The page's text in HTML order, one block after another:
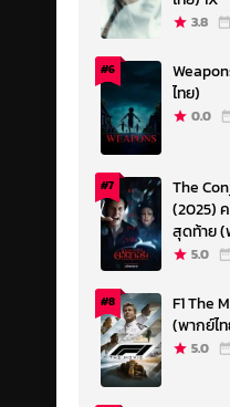
3.8
#6
ไทย)
0.0
#7
The
(2025)
สุดท้าย (
5.0
#8
F1 The
(พากย์ไ
5.0